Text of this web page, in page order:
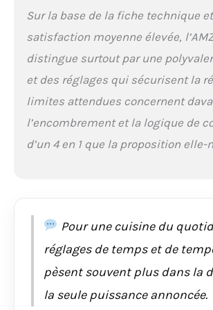
viande plaque
à mettre en
retirer. Les
vaisselle, ce
libère les
commande
Smart] -
②Réglez la
température
étape (80°C-
le temps de
30 secondes
(30S-60MIN),
Sur la base de la fiche technique
satisfaction moyenne élevée,
distingue surtout par une
et des réglages qui sécurisent la
limites attendues concernent
l’encombrement et la logique de
d’un 4 en 1 que la proposition elle-
Pour une cuisine du
réglages de temps et de
pèsent souvent plus dans la
la seule puissance annoncée.